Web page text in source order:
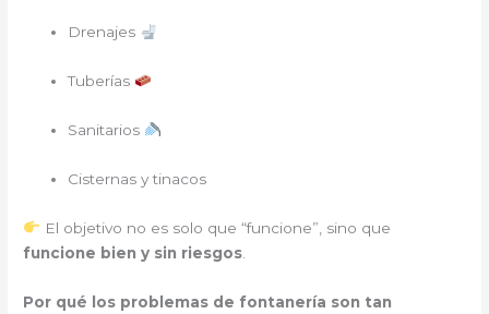
Drenajes
Tuberías
Sanitarios
Cisternas y tinacos
El objetivo no es solo que “funcione”, sino que
funcione bien y sin riesgos
Por qué los problemas de fontanería son tan